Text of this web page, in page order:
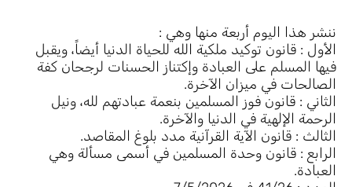
ننشر هذا اليوم أربعة منها وهي :
الأول : قانون توكيد ملكية الله للحياة الدنيا أيضاً، ويقبل
فيها المسلم على العبادة وإكتناز الحسنات لرجحان كفة
الصالحات في ميزان الآخرة.
الثاني : قانون فوز المسلمين بنعمة عبادتهم لله، ونيل
الرحمة الإلهية في الدنيا والآخرة.
الثالث : قانون الآية القرآنية مدد بلوغ المقاصد.
الرابع : قانون وحدة المسلمين في أسمى مسألة وهي
العبادة.